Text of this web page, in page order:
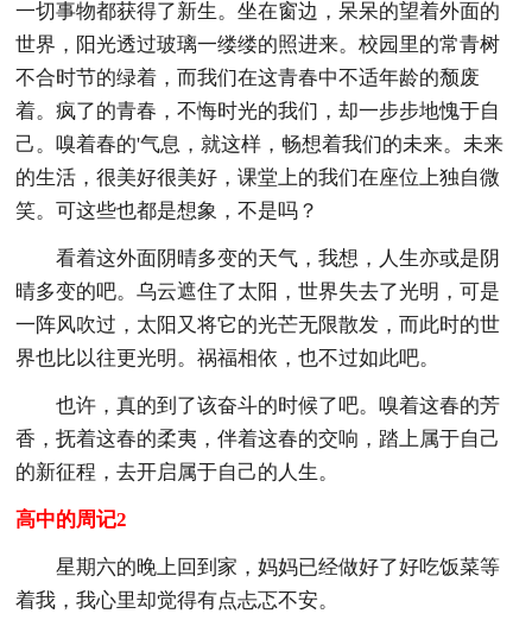
一切事物都获得了新生。坐在窗边，呆呆的望着外面的
世界，阳光透过玻璃一缕缕的照进来。校园里的常青树
不合时节的绿着，而我们在这青春中不适年龄的颓废
着。疯了的青春，不悔时光的我们，却一步步地愧于自
己。嗅着春的'气息，就这样，畅想着我们的未来。未来
的生活，很美好很美好，课堂上的我们在座位上独自微
笑。可这些也都是想象，不是吗？
看着这外面阴晴多变的天气，我想，人生亦或是阴
晴多变的吧。乌云遮住了太阳，世界失去了光明，可是
一阵风吹过，太阳又将它的光芒无限散发，而此时的世
界也比以往更光明。祸福相依，也不过如此吧。
也许，真的到了该奋斗的时候了吧。嗅着这春的芳
香，抚着这春的柔夷，伴着这春的交响，踏上属于自己
的新征程，去开启属于自己的人生。
高中的周记2
星期六的晚上回到家，妈妈已经做好了好吃饭菜等
着我，我心里却觉得有点忐忑不安。